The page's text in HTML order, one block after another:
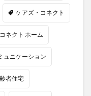
ケアズ・コネクト
ネクト ホーム
ュニケーション
者住宅